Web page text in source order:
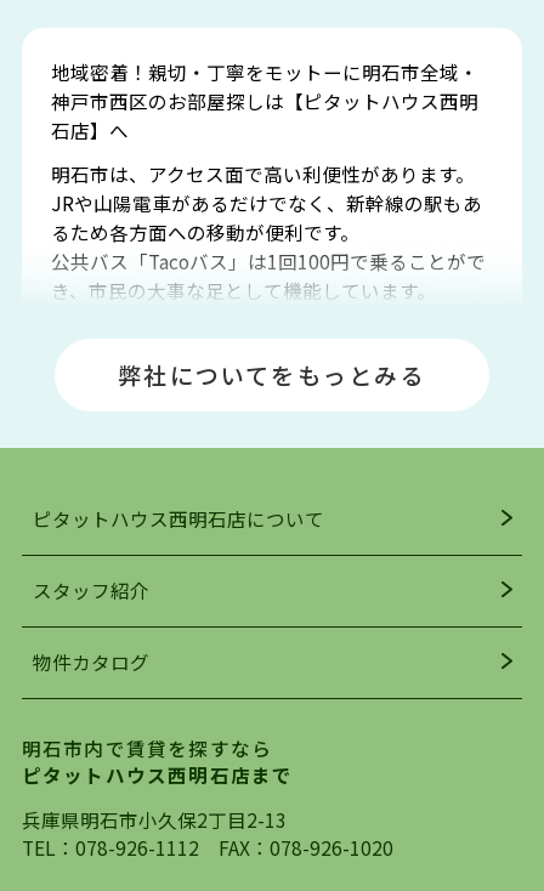
地域密着！親切・丁寧をモットーに明石市全域・
神戸市西区のお部屋探しは【ピタットハウス西明
石店】へ
明石市は、アクセス面で高い利便性があります。
JRや山陽電車があるだけでなく、新幹線の駅もあ
るため各方面への移動が便利です。
公共バス「Tacoバス」は1回100円で乗ることがで
き、市民の大事な足として機能しています。
場や釣りスポットが多くあります。JR「大久保
駅」周辺には、ビブレ・イオンをはじめとした買
い物施設も多くあり、買い物にも困りません。
明石駅・西明石駅を中心に、明石市・神戸市西区
でお部屋探している方は、ぜひ当ＨＰにて物件を
お探しになってください。弊社は、スタッフの平
を行っており地域最大級の情報取扱量を誇ってお
ります。店頭で限られた物件をご紹介する、従来
自身でインターネットを利用し、理想のお部屋を
探していただき、選択していただいた物件情報に
対して、専門知識を持ったスタッフがサポートさ
せていただくスタイルを心がけております。私た
弊社についてをもっとみる
ピタットハウス西明石店について
スタッフ紹介
物件カタログ
明石市内で賃貸を探すなら
ピタットハウス西明石店まで
兵庫県明石市小久保2丁目2-13
TEL： 078-926-1112 FAX：078-926-1020